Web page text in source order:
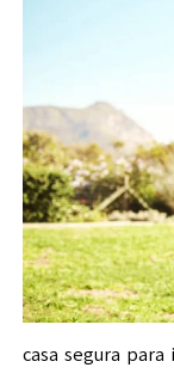
casa segura para